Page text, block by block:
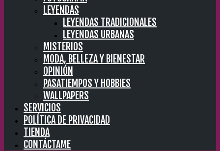
LEYENDAS
LEYENDAS TRADICIONALES
LEYENDAS URBANAS
MISTERIOS
MODA, BELLEZA Y BIENESTAR
OPINIÓN
PASATIEMPOS Y HOBBIES
WALLPAPERS
SERVICIOS
POLÍTICA DE PRIVACIDAD
TIENDA
CONTÁCTAME